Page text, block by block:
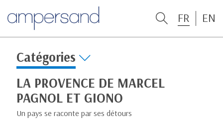
FR EN
Catégories
LA PROVENCE DE MARCEL
PAGNOL ET GIONO
Un pays se raconte par ses détours